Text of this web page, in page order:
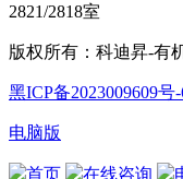
2821/2818室
版权所有：科迪昇-有
黑ICP备2023009609号
电脑版
首页 在线咨询